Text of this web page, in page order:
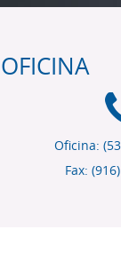
Oficina:
Fax: